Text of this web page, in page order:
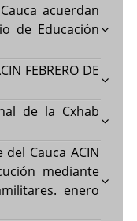
acuerdan
de Educación
FEBRERO DE
de la Cxhab
Cauca ACIN
mediante
enero